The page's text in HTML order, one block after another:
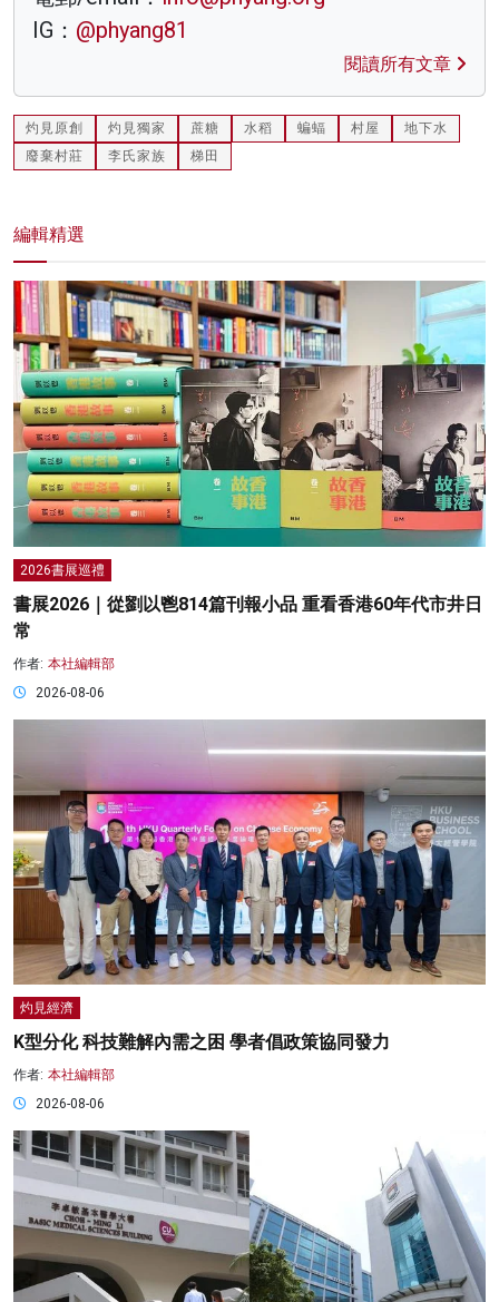
IG： @phyang81
閱讀所有文章
灼見原創 灼見獨家 蔗糖 水稻 蝙蝠 村屋
地下水
廢棄村莊
李氏家族 梯田
編輯精選
2026書展巡禮
書展2026｜從劉以鬯814篇刊報小品 重看香港60年代市井日
常
作者: 本社編輯部
2026-08-06
灼見經濟
K型分化 科技難解內需之困 學者倡政策協同發力
作者: 本社編輯部
2026-08-06